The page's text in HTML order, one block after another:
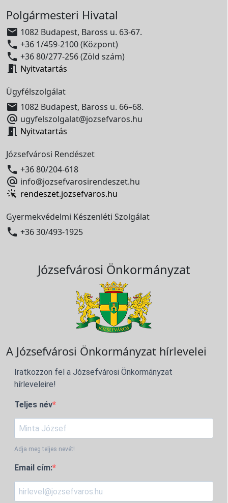
Polgármesteri Hivatal
 1082 Budapest, Baross u. 63-67.
 +36 1/459-2100 (Központ)
 +36 80/277-256 (Zöld szám)
 Nyitvatartás
Ügyfélszolgálat
 1082 Budapest, Baross u. 66–68.
 ugyfelszolgalat@jozsefvaros.hu
 Nyitvatartás
Józsefvárosi Rendészet
 +36 80/204-618
 info@jozsefvarosirendeszet.hu
rendeszet.jozsefvaros.hu
Gyermekvédelmi Készenléti Szolgálat
 +36 30/493-1925
Józsefvárosi Önkormányzat
A Józsefvárosi Önkormányzat hírlevelei
Iratkozzon fel a Józsefvárosi Önkormányzat
hírleveleire!
Teljes név
Adja meg teljes nevét!
Email cím: